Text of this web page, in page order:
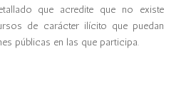
que acredite que no existe
de carácter ilícito que puedan
públicas en las que participa.